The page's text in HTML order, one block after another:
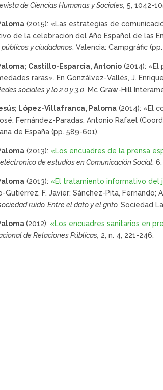
de Ciencias Humanas y Sociales, 5, 1042-
(2015): «Las estrategias de
de la celebración del Año Español de las
y ciudadanos. Valencia: Campgráfic
Castillo-Esparcia, Antonio (2014):
raras». En Gonzálvez-Vallés, J.
sociales y lo 2.0 y 3.0. Mc Graw-Hill
López-Villafranca, Paloma (2014): «El
Fernández-Paradas, Antonio Rafael
de España (pp. 589-601).
(2013): «Los encuadres de la prensa
de estudios en Comunicación Social,
(2013): «El tratamiento informativo del
Gutiérrez, F. Javier; Sánchez-Pita, Fernando;
ruido. Entre el dato y el grito. Sociedad
(2012): «Los encuadres sanitarios en
de Relaciones Públicas, 2, n. 4, 221-246.